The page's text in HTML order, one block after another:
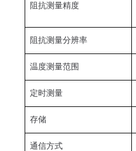
阻抗测量精度
阻抗测量分辨率
温度测量范围
定时测量
存储
通信方式